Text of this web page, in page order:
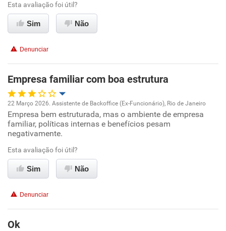
Conciliação com a vida familiar
Esta avaliação foi útil?
Sim Não
Denunciar
Empresa familiar com boa estrutura
Oportunidade de promoção
Ambiente de trabalho
Conciliação com a vida familiar
22 Março 2026. Assistente de Backoffice (Ex-Funcionário), Rio de Janeiro
Empresa bem estruturada, mas o ambiente de empresa
familiar, políticas internas e benefícios pesam
negativamente.
Esta avaliação foi útil?
Sim Não
Denunciar
Ok